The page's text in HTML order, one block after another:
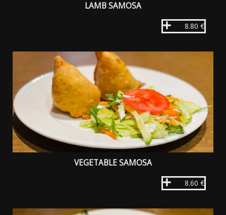
LAMB SAMOSA
8.80 €
VEGETABLE SAMOSA
8.60 €